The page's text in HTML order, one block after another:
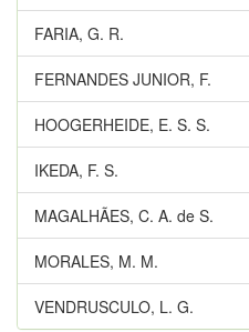
FARIA, G. R.
FERNANDES JUNIOR, F.
HOOGERHEIDE, E. S. S.
IKEDA, F. S.
MAGALHÃES, C. A. de S.
MORALES, M. M.
VENDRUSCULO, L. G.